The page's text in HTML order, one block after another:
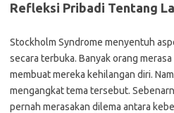
Refleksi Pribadi Tentang
Stockholm Syndrome menyentuh
secara terbuka. Banyak orang
membuat mereka kehilangan diri.
mengangkat tema tersebut.
pernah merasakan dilema antara